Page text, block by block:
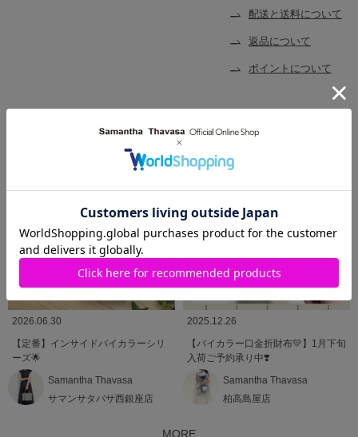
配送と送料について
返品について
ポイントについて
ショップブログ
2026.06.30
【定番】インサイドバイカラーシリ
ーズ🌟
Samantha Thavasa
サマンサタバサ西銀座店
2025.12.26
【バイカラー口金折財布💛】1月下旬
入荷ご予約承り中❣️
Samantha Thavasa
柏高島屋店
MORE